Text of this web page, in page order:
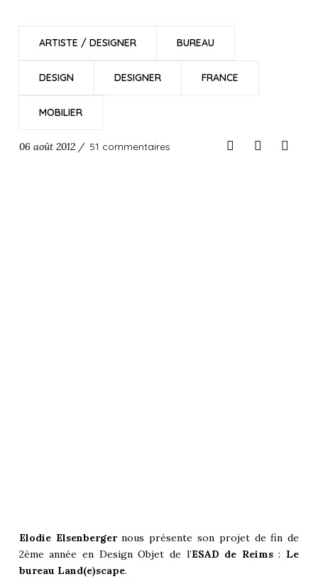
ARTISTE / DESIGNER BUREAU
DESIGN DESIGNER FRANCE
MOBILIER
06 août 2012 / 51 commentaires
Elodie Elsenbergernous présente son projet de fin de
2ème année en Design Objet de l’ESAD de Reims: Le
bureau Land(e)scape.